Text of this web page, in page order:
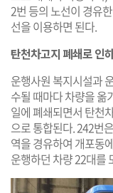
2번 등의 노선이 경유
선을 이용하면 된다.
탄천차고지 폐쇄로 인
운행사원 복지시설과
수될 때마다 차량을 옮
일에 폐쇄되면서 탄천
으로 통합된다. 242번
역을 경유하여 개포동
운행하던 차량 22대를